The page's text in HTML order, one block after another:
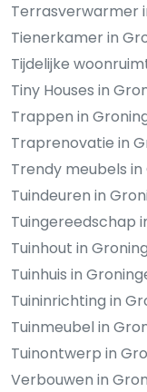
Terrasverwarmer
Tienerkamer in
Tijdelijke
Tiny Houses in
Trappen in
Traprenovatie in
Trendy meubels
Tuindeuren in
Tuingereedschap
Tuinhout in
Tuinhuis in
Tuininrichting in
Tuinmeubel in
Tuinontwerp in
Verbouwen in